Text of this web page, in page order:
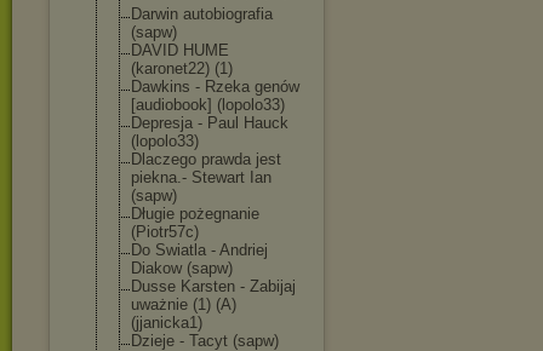
Darwin autobiografia
(sapw)
DAVID HUME
(karonet22) (1)
Dawkins - Rzeka genów
[audiobook] (lopolo33)
Depresja - Paul Hauck
(lopolo33)
Dlaczego prawda jest
piekna.- Stewart Ian
(sapw)
Długie pożegnanie
(Piotr57c)
Do Swiatla - Andriej
Diakow (sapw)
Dusse Karsten - Zabijaj
uważnie (1) (A)
(jjanicka1)
Dzieje - Tacyt (sapw)